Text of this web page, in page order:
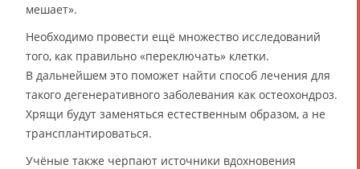
мешает».
Необходимо провести ещё множество исследований
того, как правильно «переключать» клетки.
В дальнейшем это поможет найти способ лечения для
такого дегенеративного заболевания как остеохондроз.
Хрящи будут заменяться естественным образом, а не
трансплантироваться.
Учёные также черпают источники вдохновения